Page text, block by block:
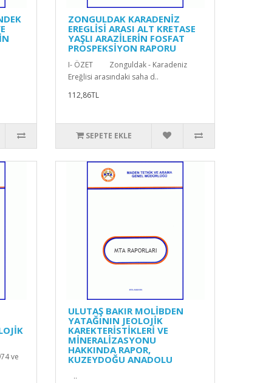
ZONGULDAK KARADENİZ
EREGLİSİ ARASI ALT KRETASE
YAŞLI ARAZİLERİN FOSFAT
PROSPEKSİYON RAPORU
I- ÖZET Zonguldak - Karadeniz
Ereğlisi arasındaki saha d..
112,86TL
SEPETE EKLE
ve
ULUTAŞ BAKIR MOLİBDEN
YATAĞININ JEOLOJİK
KAREKTERİSTİKLERİ VE
MİNERALİZASYONU
HAKKINDA RAPOR,
KUZEYDOĞU ANADOLU
..